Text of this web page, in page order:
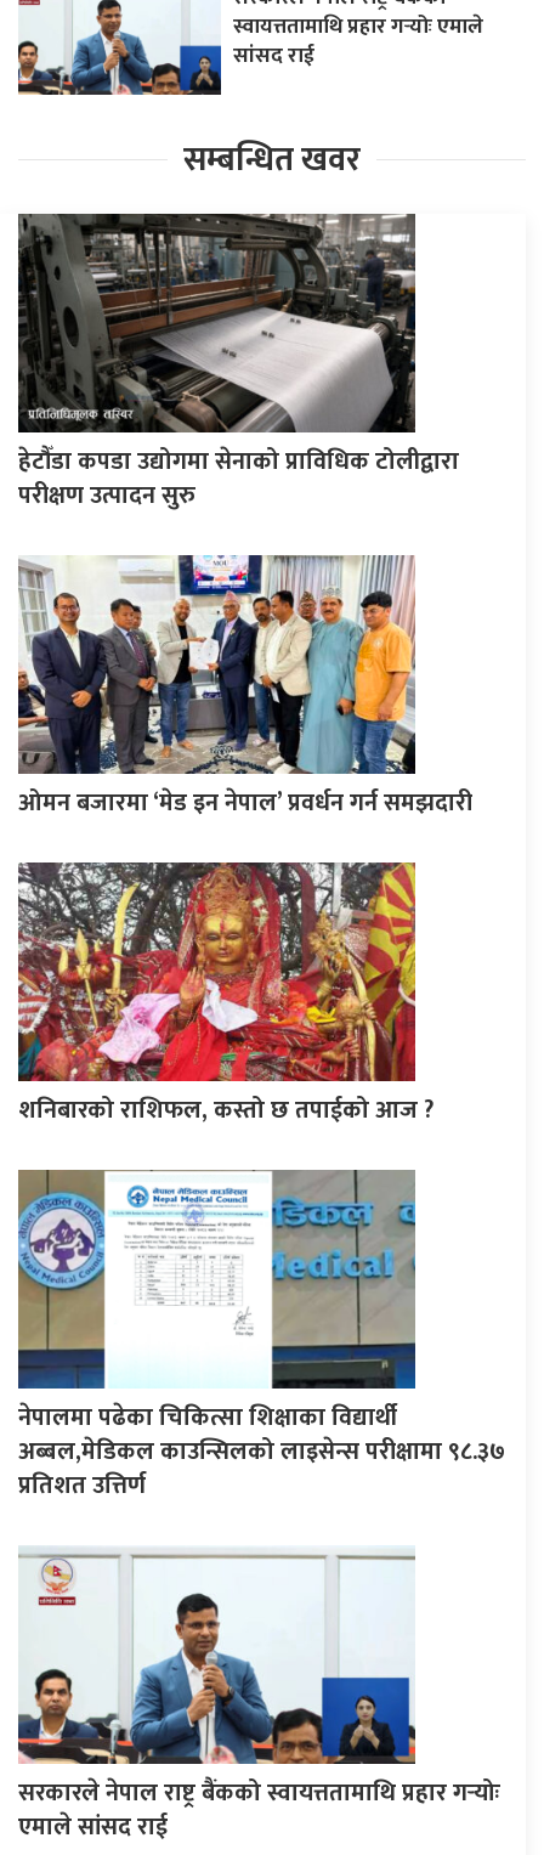
स्वायत्ततामाथि प्रहार गर्‍योः एमाले
सांसद राई
सम्बन्धित खवर
हेटौँडा कपडा उद्योगमा सेनाको प्राविधिक टोलीद्वारा
परीक्षण उत्पादन सुरु
ओमन बजारमा ‘मेड इन नेपाल’ प्रवर्धन गर्न समझदारी
शनिबारको राशिफल, कस्तो छ तपाईको आज ?
नेपालमा पढेका चिकित्सा शिक्षाका विद्यार्थी
अब्बल,मेडिकल काउन्सिलको लाइसेन्स परीक्षामा ९८.३७
प्रतिशत उत्तिर्ण
सरकारले नेपाल राष्ट्र बैंकको स्वायत्ततामाथि प्रहार गर्‍योः
एमाले सांसद राई